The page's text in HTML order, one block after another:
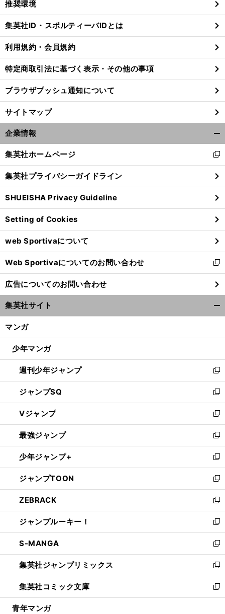
、
。
前
閉
る
推奨環境
集英社ID・スポルティーバIDとは
利用規約・会員規約
特定商取引法に基づく表示・その他の事項
ブラウザプッシュ通知について
サイトマップ
企業情報
閉
る
集英社ホームページ
新
し
い
ウ
ィ
ン
ド
ウ
で
開
く
集英社プライバシーガイドライン
SHUEISHA Privacy Guideline
Setting of Cookies
web Sportivaについて
Web Sportivaについてのお問い合わせ
新
し
い
ウ
ィ
ン
ウ
開
く
広告についてのお問い合わせ
集英社サイト
マンガ
少年マンガ
週刊少年ジャンプ
新
し
い
ウ
ィ
ン
ド
ウ
で
開
く
ジャンプSQ
新
し
い
ウ
ィ
ン
ド
ウ
で
開
く
Vジャンプ
新
し
い
ウ
ィ
ン
ド
ウ
で
開
く
最強ジャンプ
新
し
い
ウ
ィ
ン
ド
ウ
で
開
く
少年ジャンプ+
新
し
い
ウ
ィ
ン
ド
ウ
で
開
く
ジャンプTOON
新
し
い
ウ
ィ
ン
ド
ウ
で
開
く
ZEBRACK
新
し
い
ウ
ィ
ン
ド
ウ
で
開
ジャンプルーキー！
新
し
い
ウ
ィ
ン
ド
ウ
S-MANGA
新
し
い
ウ
ィ
ン
集英社ジャンプリミックス
新
し
い
ウ
集英社コミック文庫
新
し
青年マンガ